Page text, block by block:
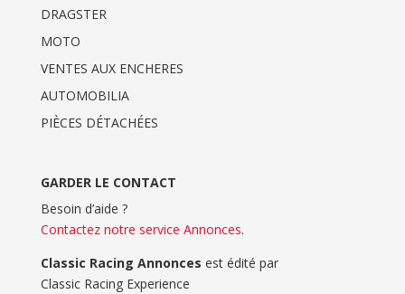
DRAGSTER
MOTO
VENTES AUX ENCHERES
AUTOMOBILIA
PIÈCES DÉTACHÉES
GARDER LE CONTACT
Besoin d’aide ?
Contactez notre service Annonces.
Classic Racing Annonces est édité par
Classic Racing Experience